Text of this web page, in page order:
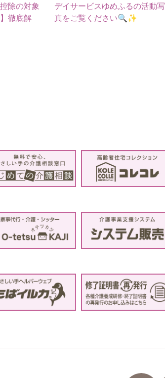
除の対象
徹底解
デイサービスゆめふるの活動写
真をご覧ください🔍✨